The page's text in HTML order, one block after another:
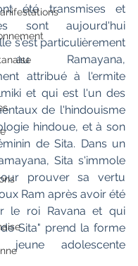
été transmises et
sont aujourd'hui
s'est particulièrement
au Ramayana,
attribué à l'ermite
et qui est l'un des
de l'hindouisme
hindoue, et à son
de Sita. Dans un
Sita s'immole
prouver sa vertu
Ram après avoir été
le roi Ravana et qui
Sita" prend la forme
adolescente